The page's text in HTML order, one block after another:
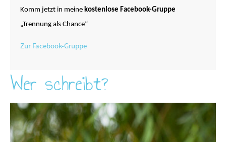
Komm jetzt in meine kostenlose Facebook-Gruppe
„Trennung als Chance“
Zur Facebook-Gruppe
Wer schreibt?